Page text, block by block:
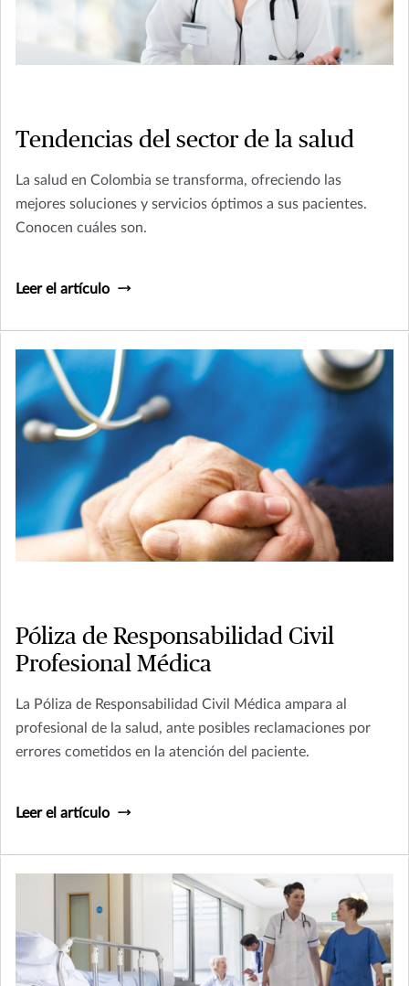
Tendencias del sector de la salud
La salud en Colombia se transforma, ofreciendo las
mejores soluciones y servicios óptimos a sus pacientes.
Conocen cuáles son.
Leer el artículo
Póliza de Responsabilidad Civil
Profesional Médica
La Póliza de Responsabilidad Civil Médica ampara al
profesional de la salud, ante posibles reclamaciones por
errores cometidos en la atención del paciente.
Leer el artículo